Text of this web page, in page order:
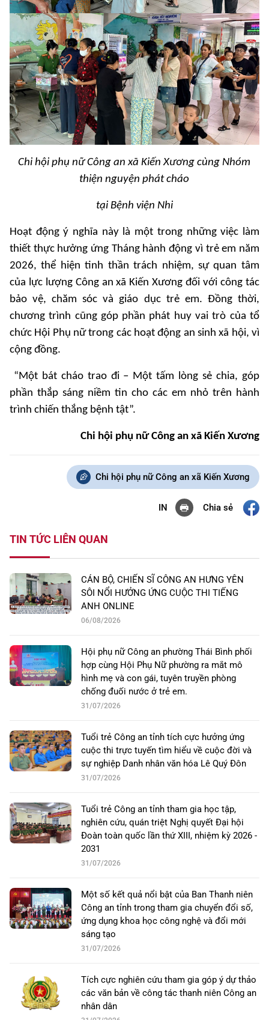
Chi hội phụ nữ Công an xã Kiến Xương cùng Nhóm
thiện nguyệnphát cháo
tại Bệnh viện Nhi
Hoạt động ý nghĩa này là một trong những việc làm
thiết thực hưởng ứng Tháng hành động vì trẻ em năm
2026, thể hiện tinh thần trách nhiệm, sự quan tâm
của lực lượng Công an xã Kiến Xương đối với công tác
bảo vệ, chăm sóc và giáo dục trẻ em. Đồng thời,
chương trình cũng góp phần phát huy vai trò của tổ
chức Hội Phụ nữ trong các hoạt động an sinh xã hội, vì
cộng đồng.
“Một bát cháo trao đi – Một tấm lòng sẻ chia, góp
phần thắp sáng niềm tin cho các em nhỏ trên hành
trình chiến thắng bệnh tật”.
Chi hội phụ nữ Công an xã Kiến Xương
Chi hội phụ nữ Công an xã Kiến Xương
IN Chia sẻ
TIN TỨC LIÊN QUAN
CÁN BỘ, CHIẾN SĨ CÔNG AN HƯNG YÊN
SÔI NỔI HƯỞNG ỨNG CUỘC THI TIẾNG
ANH ONLINE
06/08/2026
Hội phụ nữ Công an phường Thái Bình phối
hợp cùng Hội Phụ Nữ phường ra mắt mô
hình mẹ và con gái, tuyên truyền phòng
chống đuối nước ở trẻ em.
31/07/2026
Tuổi trẻ Công an tỉnh tích cực hưởng ứng
cuộc thi trực tuyến tìm hiểu về cuộc đời và
sự nghiệp Danh nhân văn hóa Lê Quý Đôn
31/07/2026
Tuổi trẻ Công an tỉnh tham gia học tập,
nghiên cứu, quán triệt Nghị quyết Đại hội
Đoàn toàn quốc lần thứ XIII, nhiệm kỳ 2026 -
2031
31/07/2026
Một số kết quả nổi bật của Ban Thanh niên
Công an tỉnh trong tham gia chuyển đổi số,
ứng dụng khoa học công nghệ và đổi mới
sáng tạo
31/07/2026
Tích cực nghiên cứu tham gia góp ý dự thảo
các văn bản về công tác thanh niên Công an
nhân dân